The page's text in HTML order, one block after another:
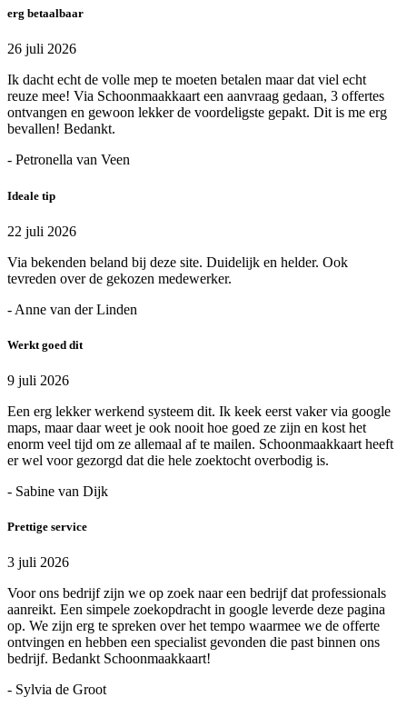
erg betaalbaar
26 juli 2026
Ik dacht echt de volle mep te moeten betalen maar dat viel echt
reuze mee! Via Schoonmaakkaart een aanvraag gedaan, 3 offertes
ontvangen en gewoon lekker de voordeligste gepakt. Dit is me erg
bevallen! Bedankt.
- Petronella van Veen
Ideale tip
22 juli 2026
Via bekenden beland bij deze site. Duidelijk en helder. Ook
tevreden over de gekozen medewerker.
- Anne van der Linden
Werkt goed dit
9 juli 2026
Een erg lekker werkend systeem dit. Ik keek eerst vaker via google
maps, maar daar weet je ook nooit hoe goed ze zijn en kost het
enorm veel tijd om ze allemaal af te mailen. Schoonmaakkaart heeft
er wel voor gezorgd dat die hele zoektocht overbodig is.
- Sabine van Dijk
Prettige service
3 juli 2026
Voor ons bedrijf zijn we op zoek naar een bedrijf dat professionals
aanreikt. Een simpele zoekopdracht in google leverde deze pagina
op. We zijn erg te spreken over het tempo waarmee we de offerte
ontvingen en hebben een specialist gevonden die past binnen ons
bedrijf. Bedankt Schoonmaakkaart!
- Sylvia de Groot